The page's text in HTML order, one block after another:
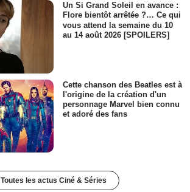
Un Si Grand Soleil en avance :
Flore bientôt arrêtée ?… Ce qui
vous attend la semaine du 10
au 14 août 2026 [SPOILERS]
Cette chanson des Beatles est à
l'origine de la création d'un
personnage Marvel bien connu
et adoré des fans
Toutes les actus Ciné & Séries